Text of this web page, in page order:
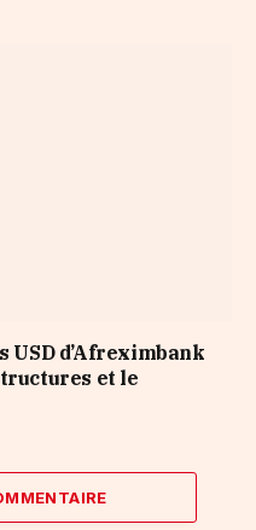
USD d’Afreximbank
et le